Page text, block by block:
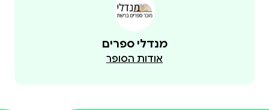
מנדלי ספרים
אודות הסופר